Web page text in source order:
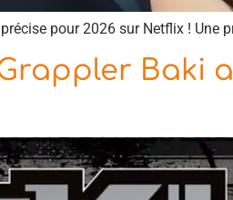
pour 2026 sur Netflix !
Baki